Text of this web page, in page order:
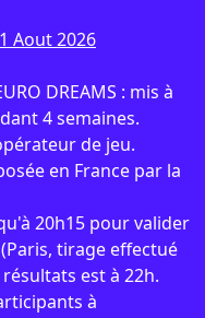
Aout 2026
DREAMS : mis à
4 semaines.
de jeu.
en France par la
20h15 pour valider
tirage effectué
est à 22h.
à